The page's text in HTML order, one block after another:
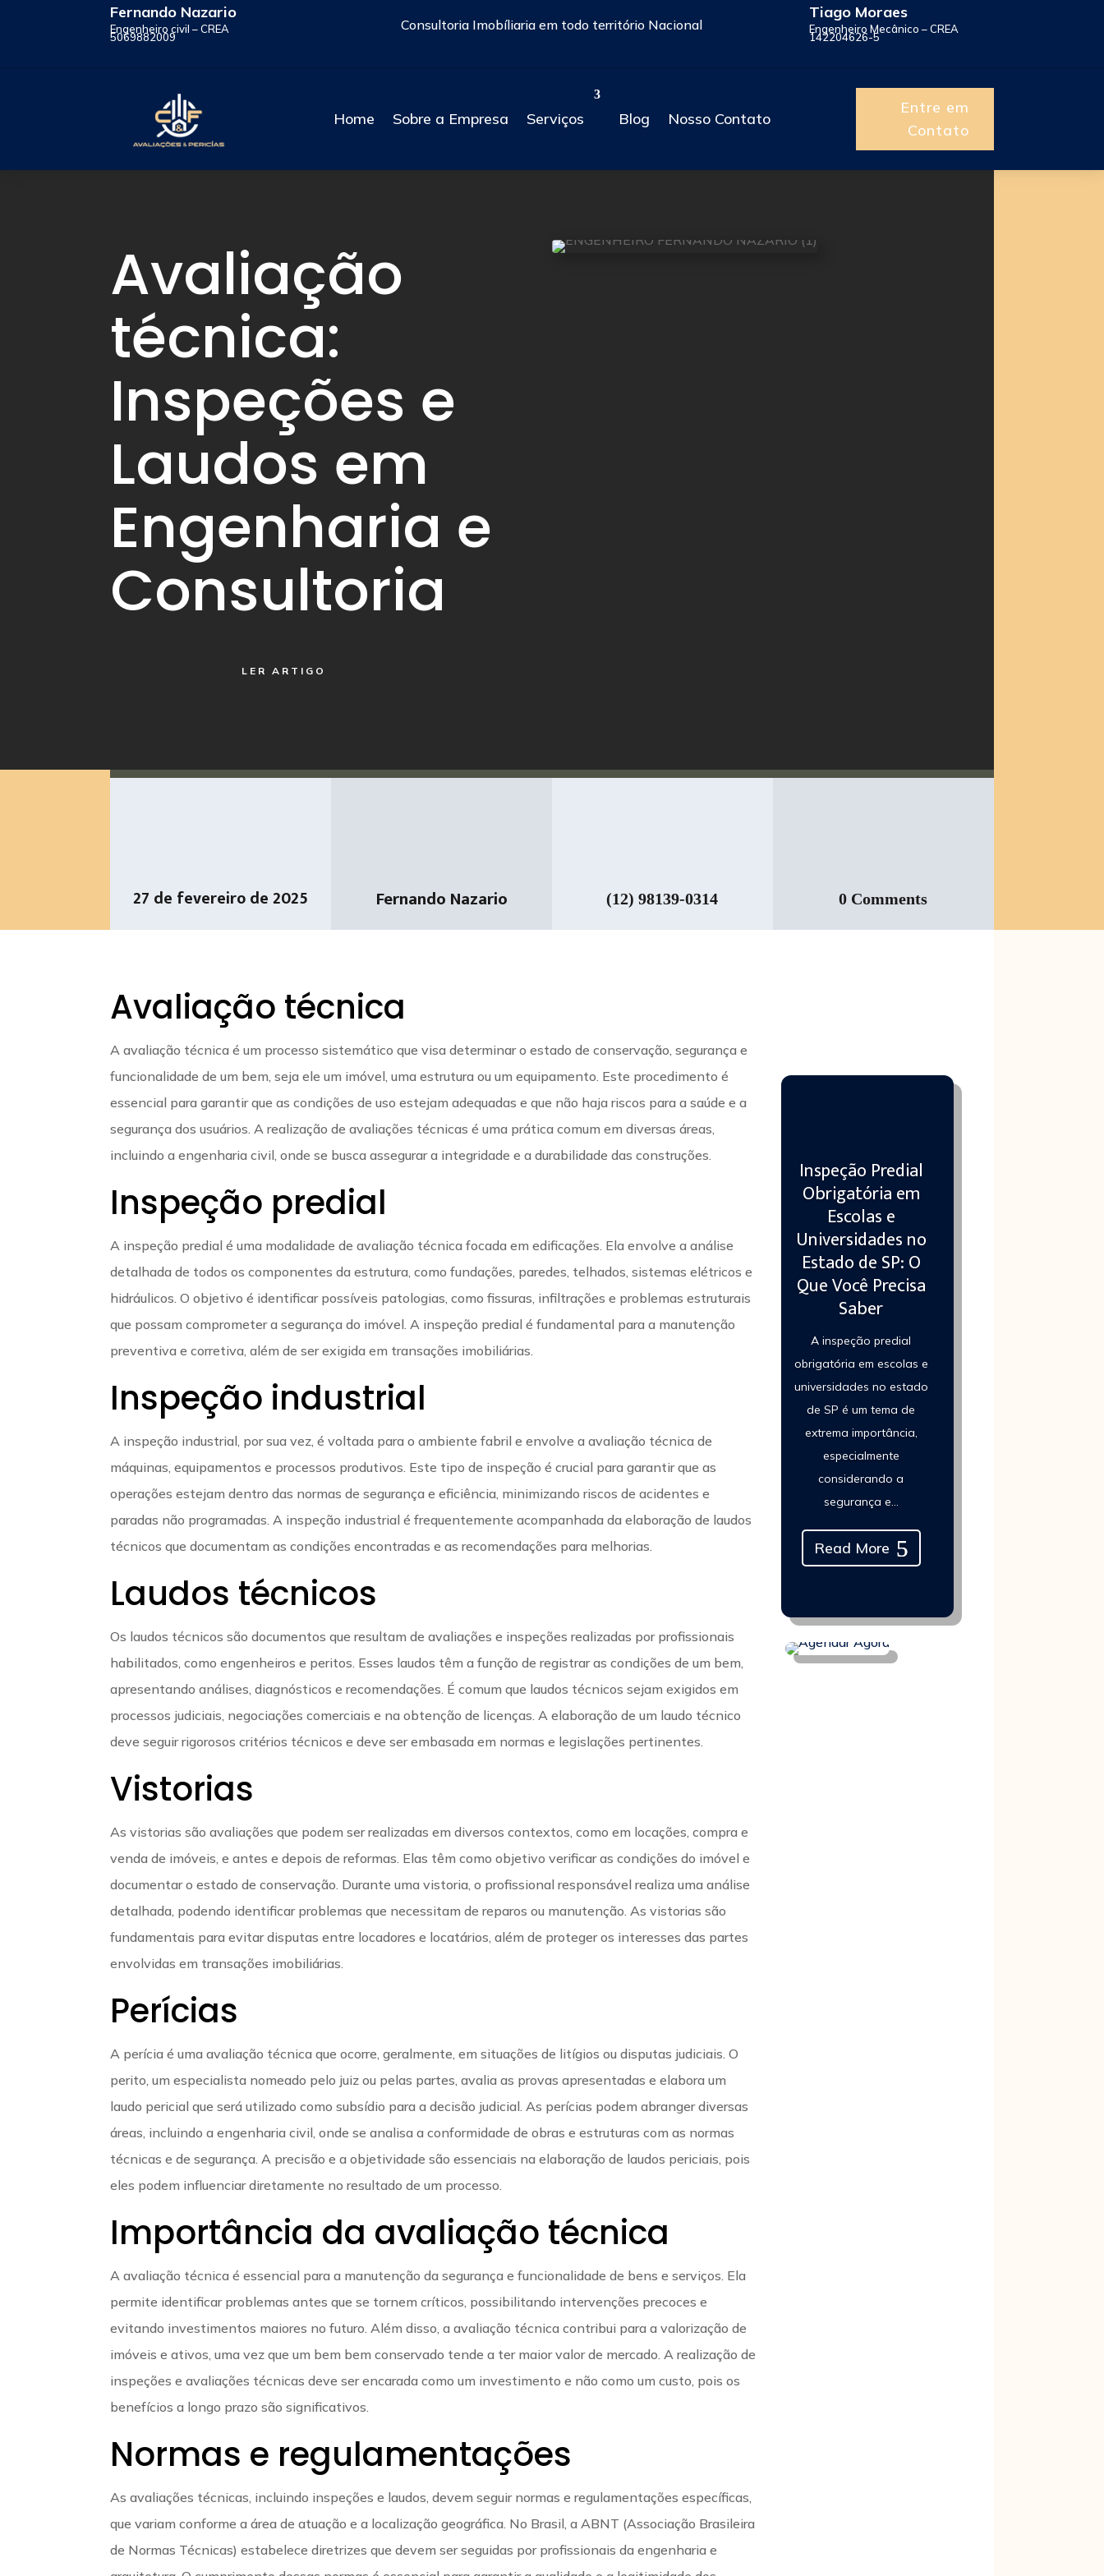
Fernando Nazario
Engenheiro civil – CREA
5069882009
Consultoria Imobíliaria em todo território Nacional
Tiago Moraes
Engenheiro Mecânico – CREA
142204626-5
Home Sobre a Empresa Serviços Blog Nosso Contato
Entre em
Contato
Avaliação
técnica:
Inspeções e
Laudos em
Engenharia e
Consultoria
LER ARTIGO
27 de fevereiro de 2025 Fernando Nazario (12) 98139-0314 0 Comments
Avaliação técnica
A avaliação técnica é um processo sistemático que visa determinar o estado de conservação, segurança e
funcionalidade de um bem, seja ele um imóvel, uma estrutura ou um equipamento. Este procedimento é
essencial para garantir que as condições de uso estejam adequadas e que não haja riscos para a saúde e a
segurança dos usuários. A realização de avaliações técnicas é uma prática comum em diversas áreas,
incluindo a engenharia civil, onde se busca assegurar a integridade e a durabilidade das construções.
Inspeção predial
A inspeção predial é uma modalidade de avaliação técnica focada em edificações. Ela envolve a análise
detalhada de todos os componentes da estrutura, como fundações, paredes, telhados, sistemas elétricos e
hidráulicos. O objetivo é identificar possíveis patologias, como fissuras, infiltrações e problemas estruturais
que possam comprometer a segurança do imóvel. A inspeção predial é fundamental para a manutenção
preventiva e corretiva, além de ser exigida em transações imobiliárias.
Inspeção industrial
A inspeção industrial, por sua vez, é voltada para o ambiente fabril e envolve a avaliação técnica de
máquinas, equipamentos e processos produtivos. Este tipo de inspeção é crucial para garantir que as
operações estejam dentro das normas de segurança e eficiência, minimizando riscos de acidentes e
paradas não programadas. A inspeção industrial é frequentemente acompanhada da elaboração de laudos
técnicos que documentam as condições encontradas e as recomendações para melhorias.
Laudos técnicos
Os laudos técnicos são documentos que resultam de avaliações e inspeções realizadas por profissionais
habilitados, como engenheiros e peritos. Esses laudos têm a função de registrar as condições de um bem,
apresentando análises, diagnósticos e recomendações. É comum que laudos técnicos sejam exigidos em
processos judiciais, negociações comerciais e na obtenção de licenças. A elaboração de um laudo técnico
deve seguir rigorosos critérios técnicos e deve ser embasada em normas e legislações pertinentes.
Vistorias
As vistorias são avaliações que podem ser realizadas em diversos contextos, como em locações, compra e
venda de imóveis, e antes e depois de reformas. Elas têm como objetivo verificar as condições do imóvel e
documentar o estado de conservação. Durante uma vistoria, o profissional responsável realiza uma análise
detalhada, podendo identificar problemas que necessitam de reparos ou manutenção. As vistorias são
fundamentais para evitar disputas entre locadores e locatários, além de proteger os interesses das partes
envolvidas em transações imobiliárias.
Perícias
A perícia é uma avaliação técnica que ocorre, geralmente, em situações de litígios ou disputas judiciais. O
perito, um especialista nomeado pelo juiz ou pelas partes, avalia as provas apresentadas e elabora um
laudo pericial que será utilizado como subsídio para a decisão judicial. As perícias podem abranger diversas
áreas, incluindo a engenharia civil, onde se analisa a conformidade de obras e estruturas com as normas
técnicas e de segurança. A precisão e a objetividade são essenciais na elaboração de laudos periciais, pois
eles podem influenciar diretamente no resultado de um processo.
Importância da avaliação técnica
A avaliação técnica é essencial para a manutenção da segurança e funcionalidade de bens e serviços. Ela
permite identificar problemas antes que se tornem críticos, possibilitando intervenções precoces e
evitando investimentos maiores no futuro. Além disso, a avaliação técnica contribui para a valorização de
imóveis e ativos, uma vez que um bem bem conservado tende a ter maior valor de mercado. A realização de
inspeções e avaliações técnicas deve ser encarada como um investimento e não como um custo, pois os
benefícios a longo prazo são significativos.
Normas e regulamentações
As avaliações técnicas, incluindo inspeções e laudos, devem seguir normas e regulamentações específicas,
que variam conforme a área de atuação e a localização geográfica. No Brasil, a ABNT (Associação Brasileira
de Normas Técnicas) estabelece diretrizes que devem ser seguidas por profissionais da engenharia e
Inspeção Predial
Obrigatória em
Escolas e
Universidades no
Estado de SP: O
Que Você Precisa
Saber
A inspeção predial
obrigatória em escolas e
universidades no estado
de SP é um tema de
extrema importância,
especialmente
considerando a
segurança e...
Read More